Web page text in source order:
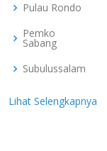
Pulau Rondo
Pemko
Sabang
Subulussalam
Lihat Selengkapnya